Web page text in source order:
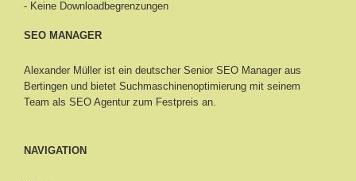
- Keine Downloadbegrenzungen
SEO MANAGER
Alexander Müller ist ein deutscher Senior SEO Manager aus
Bertingen und bietet Suchmaschinenoptimierung mit seinem
Team als SEO Agentur zum Festpreis an.
NAVIGATION